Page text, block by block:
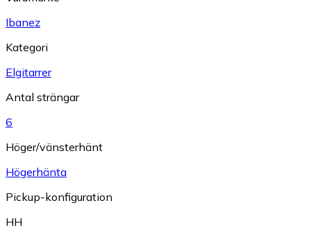
Ibanez
Kategori
Elgitarrer
Antal strängar
6
Höger/vänsterhänt
Högerhänta
Pickup-konfiguration
HH